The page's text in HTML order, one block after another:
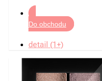
Do obchodu
detail (1+)